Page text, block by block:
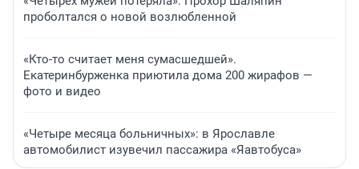
проболтался о новой возлюбленной
«Кто-то считает меня сумасшедшей».
Екатеринбурженка приютила дома 200 жирафов —
фото и видео
«Четыре месяца больничных»: в Ярославле
автомобилист изувечил пассажира «Яавтобуса»